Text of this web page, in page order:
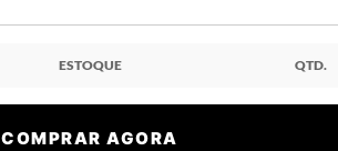
ESTOQUE QTD.
COMPRAR AGORA